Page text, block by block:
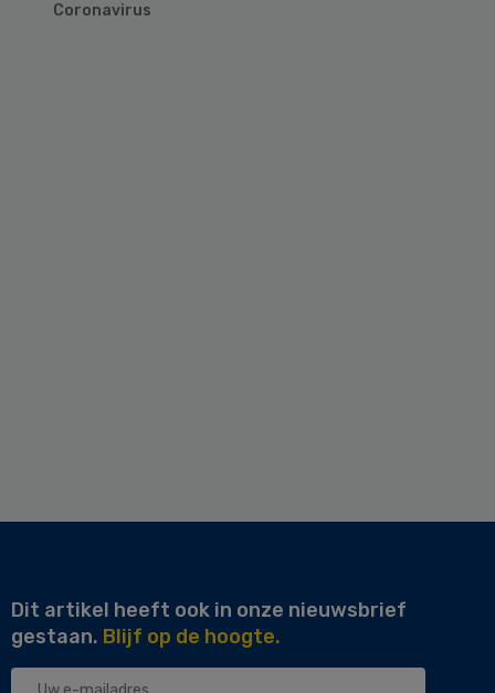
Coronavirus
Dit artikel heeft ook in onze nieuwsbrief
gestaan. Blijf op de hoogte.
Uw